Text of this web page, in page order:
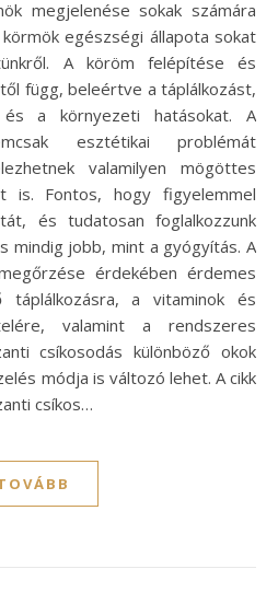
egészségi állapota sokat
A köröm felépítése és
függ, beleértve a táplálkozást,
a környezeti hatásokat. A
esztétikai problémát
valamilyen mögöttes
is. Fontos, hogy figyelemmel
és tudatosan foglalkozzunk
mindig jobb, mint a gyógyítás. A
érdekében érdemes
táplálkozásra, a vitaminok és
valamint a rendszeres
csíkosodás különböző okok
módja is változó lehet. A cikk
csíkos…